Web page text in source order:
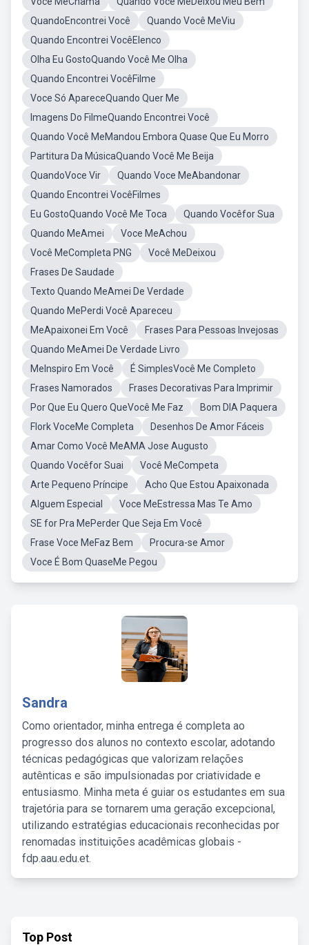
QuandoEncontrei Você
Quando Você MeViu
Quando Encontrei VocêElenco
Olha Eu GostoQuando Você Me Olha
Quando Encontrei VocêFilme
Voce Só ApareceQuando Quer Me
Imagens Do FilmeQuando Encontrei Você
Quando Você MeMandou Embora Quase Que Eu Morro
Partitura Da MúsicaQuando Você Me Beija
QuandoVoce Vir
Quando Voce MeAbandonar
Quando Encontrei VocêFilmes
Eu GostoQuando Você Me Toca
Quando Vocêfor Sua
Quando MeAmei
Voce MeAchou
Você MeCompleta PNG
Você MeDeixou
Frases De Saudade
Texto Quando MeAmei De Verdade
Quando MePerdi Você Apareceu
MeApaixonei Em Você
Frases Para Pessoas Invejosas
Quando MeAmei De Verdade Livro
MeInspiro Em Você
É SimplesVocê Me Completo
Frases Namorados
Frases Decorativas Para Imprimir
Por Que Eu Quero QueVocê Me Faz
Bom DIA Paquera
Flork VoceMe Completa
Desenhos De Amor Fáceis
Amar Como Você MeAMA Jose Augusto
Quando Vocêfor Suai
Você MeCompeta
Arte Pequeno Príncipe
Acho Que Estou Apaixonada
Alguem Especial
Voce MeEstressa Mas Te Amo
SE for Pra MePerder Que Seja Em Você
Frase Voce MeFaz Bem
Procura-se Amor
Voce É Bom QuaseMe Pegou
Sandra
Como orientador, minha entrega é completa ao
progresso dos alunos no contexto escolar, adotando
técnicas pedagógicas que valorizam relações
autênticas e são impulsionadas por criatividade e
entusiasmo. Minha meta é guiar os estudantes em sua
trajetória para se tornarem uma geração excepcional,
utilizando estratégias educacionais reconhecidas por
renomadas instituições acadêmicas globais -
fdp.aau.edu.et.
Top Post